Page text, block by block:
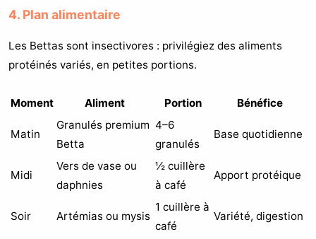
4. Plan alimentaire
Les Bettas sont insectivores : privilégiez des aliments
protéinés variés, en petites portions.
Moment Aliment Portion Bénéfice
Matin
Granulés premium
Betta
4–6
granulés
Base quotidienne
Midi
Vers de vase ou
daphnies
½ cuillère
à café
Apport protéique
Soir Artémias ou mysis
1 cuillère à
café
Variété, digestion